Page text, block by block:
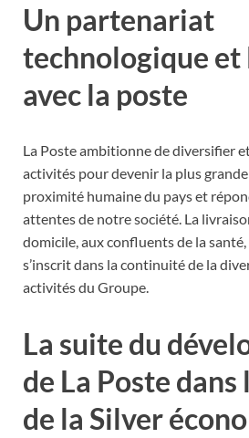
Un partenariat
technologique
avec la poste
La Poste ambitionne de diversifier
activités pour devenir la plus
proximité humaine du pays et
attentes de notre société. La
domicile, aux confluents de la santé,
s’inscrit dans la continuité de la
activités du Groupe.
La suite du
de La Poste dans
de la Silver